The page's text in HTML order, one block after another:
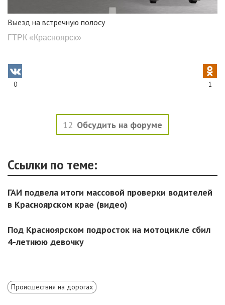
Выезд на встречную полосу
ГТРК «Красноярск»
0 1
12 Обсудить на форуме
Ссылки по теме:
ГАИ подвела итоги массовой проверки водителей
в Красноярском крае (видео)
Под Красноярском подросток на мотоцикле сбил
4-летнюю девочку
Происшествия на дорогах